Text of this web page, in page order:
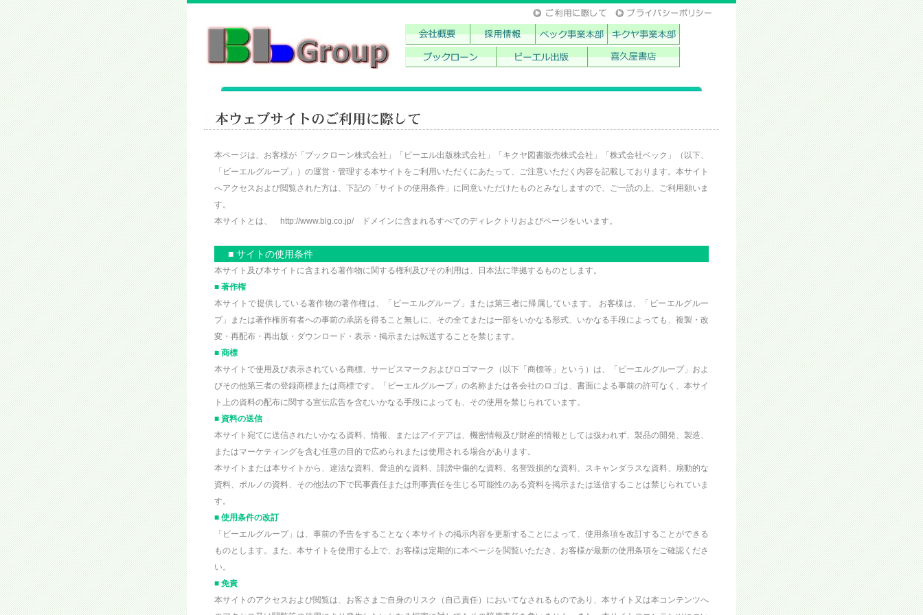
本ページは、お客様が「ブックローン株式会社」「ビーエル出版株式会社」「キクヤ図書販売株式会社」「株式会社ベック」（以下、
「ビーエルグループ」）の運営・管理する本サイトをご利用いただくにあたって、ご注意いただく内容を記載しております。本サイト
へアクセスおよび閲覧された方は、下記の「サイトの使用条件」に同意いただけたものとみなしますので、ご一読の上、ご利用願いま
す。
本サイトとは、 http://www.blg.co.jp/ ドメインに含まれるすべてのディレクトリおよびページをいいます。
■ サイトの使用条件
本サイト及び本サイトに含まれる著作物に関する権利及びその利用は、日本法に準拠するものとします。
■ 著作権
本サイトで提供している著作物の著作権は、「ビーエルグループ」または第三者に帰属しています。 お客様は、「ビーエルグルー
プ」または著作権所有者への事前の承諾を得ること無しに、その全てまたは一部をいかなる形式、いかなる手段によっても、複製・改
変・再配布・再出版・ダウンロード・表示・掲示または転送することを禁じます。
■ 商標
本サイトで使用及び表示されている商標、サービスマークおよびロゴマーク（以下「商標等」という）は、「ビーエルグループ」およ
びその他第三者の登録商標または商標です。「ビーエルグループ」の名称または各会社のロゴは、書面による事前の許可なく、本サイ
ト上の資料の配布に関する宣伝広告を含むいかなる手段によっても、その使用を禁じられています。
■ 資料の送信
本サイト宛てに送信されたいかなる資料、情報、またはアイデアは、機密情報及び財産的情報としては扱われず、製品の開発、製造、
またはマーケティングを含む任意の目的で広められまたは使用される場合があります。
本サイトまたは本サイトから、違法な資料、脅迫的な資料、誹謗中傷的な資料、名誉毀損的な資料、スキャンダラスな資料、扇動的な
資料、ポルノの資料、その他法の下で民事責任または刑事責任を生じる可能性のある資料を掲示または送信することは禁じられていま
す。
■ 使用条件の改訂
「ビーエルグループ」は、事前の予告をすることなく本サイトの掲示内容を更新することによって、使用条項を改訂することができる
ものとします。また、本サイトを使用する上で、お客様は定期的に本ページを閲覧いただき、お客様が最新の使用条項をご確認くださ
い。
■ 免責
本サイトのアクセスおよび閲覧は、お客さまご自身のリスク（自己責任）においてなされるものであり、本サイト又は本コンテンツへ